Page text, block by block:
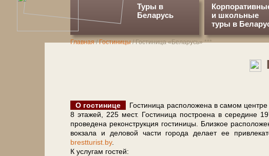
Туры в
Беларусь
и школьные
туры в
Главная/Гостиницы/Гостиница «Беларусь» ***
О го­сти­ни­це
Го­сти­ни­ца рас­по­ло­же­на в са­мом
8 эта­жей, 225 мест. Го­сти­ни­ца по­стро­е­на в се­ре­ди­не
про­ве­де­на реконструкция го­сти­ни­цы. Близкое
вок­за­ла и деловой ча­сти го­ро­да де­ла­ет ее
brestturist.by.
К услугам го­стей: